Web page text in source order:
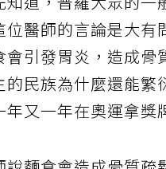
位醫師的言論是大有
會引發胃炎，造成骨
的民族為什麼還能繁
年又一年在奧運拿獎